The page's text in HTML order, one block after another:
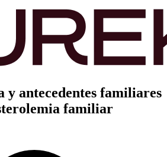
y antecedentes familiares
familiar